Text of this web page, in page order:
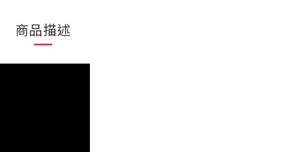
商品描述